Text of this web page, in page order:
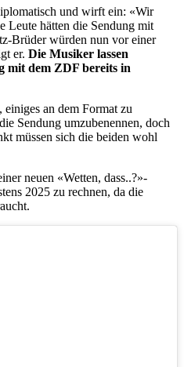
und wirft ein: «Wir
Leute hätten die Sendung mit
Brüder würden nun vor einer
er. Die Musiker lassen
mit dem ZDF bereits in
an dem Format zu
Sendung umzubenennen, doch
müssen sich die beiden wohl
neuen «Wetten, dass..?»-
2025 zu rechnen, da die